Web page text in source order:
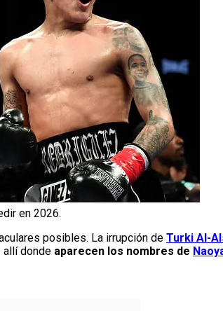
en 2026.
posibles. La irrupción de Turki Al-
allí donde aparecen los nombres de